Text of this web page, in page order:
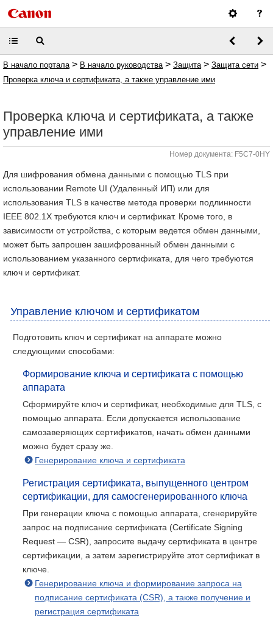
В начало портала > В начало руководства > Защита > Защита сети >
Проверка ключа и сертификата, а также управление ими
Проверка ключа и сертификата, а также
управление ими
Номер документа: F5C7-0HY
Для шифрования обмена данными с помощью TLS при
использовании Remote UI (Удаленный ИП) или для
использования TLS в качестве метода проверки подлинности
IEEE 802.1X требуются ключ и сертификат. Кроме того, в
зависимости от устройства, с которым ведется обмен данными,
может быть запрошен зашифрованный обмен данными с
использованием указанного сертификата, для чего требуются
ключ и сертификат.
Управление ключом и сертификатом
Подготовить ключ и сертификат на аппарате можно
следующими способами:
Формирование ключа и сертификата с помощью
аппарата
Сформируйте ключ и сертификат, необходимые для TLS, с
помощью аппарата. Если допускается использование
самозаверяющих сертификатов, начать обмен данными
можно будет сразу же.
Генерирование ключа и сертификата
Регистрация сертификата, выпущенного центром
сертификации, для самосгенерированного ключа
При генерации ключа с помощью аппарата, сгенерируйте
запрос на подписание сертификата (Certificate Signing
Request — CSR), запросите выдачу сертификата в центре
сертификации, а затем зарегистрируйте этот сертификат в
ключе.
Генерирование ключа и формирование запроса на
подписание сертификата (CSR), а также получение и
регистрация сертификата